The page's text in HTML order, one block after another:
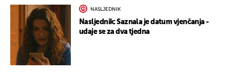
NASLJEDNIK
Nasljednik: Saznala je datum vjenčanja -
udaje se za dva tjedna